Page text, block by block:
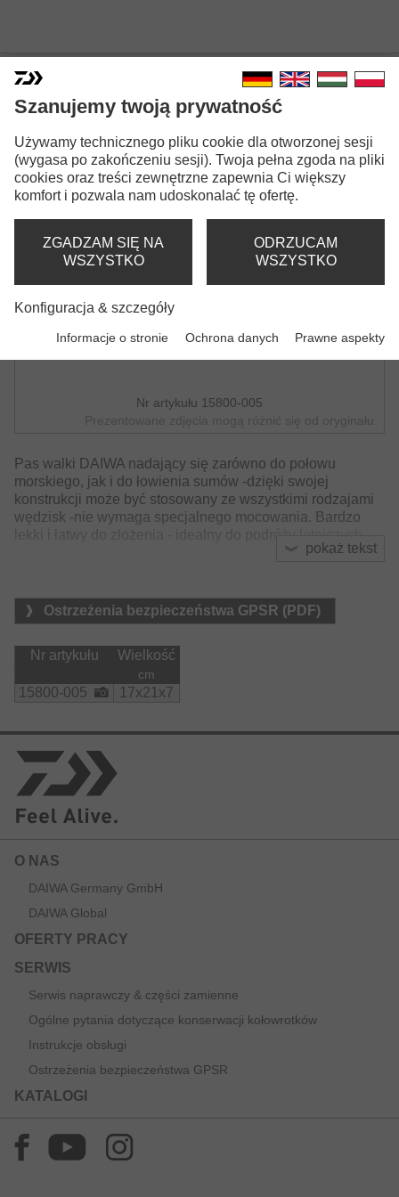
DAIWA FIGHTING BELT
REGULOWANY
Nr artykułu 15800-005
Prezentowane zdjęcia mogą różnić się od oryginału.
pokaż tekst
Pas walki DAIWA nadający się zarówno do połowu
morskiego, jak i do łowienia sumów -dzięki swojej
konstrukcji może być stosowany ze wszystkimi rodzajami
wędzisk -nie wymaga specjalnego mocowania. Bardzo
Materiał:
Pas:
Torba transportowa:
Ostrzeżenia bezpieczeństwa GPSR (PDF)
Nr artykułu Wielkość
cm
15800-005 17x21x7
O NAS
DAIWA Germany GmbH
DAIWA Global
OFERTY PRACY
SERWIS
Serwis naprawczy & części zamienne
Ogólne pytania dotyczące konserwacji kołowrotków
Instrukcje obsługi
Ostrzeżenia bezpieczeństwa GPSR
KATALOGI
Szanujemy twoją prywatność
Używamy technicznego pliku cookie dla otworzonej sesji
(wygasa po zakończeniu sesji). Twoja pełna zgoda na pliki
cookies oraz treści zewnętrzne zapewnia Ci większy
komfort i pozwala nam udoskonalać tę ofertę.
ZGADZAM SIĘ NA
WSZYSTKO
ODRZUCAM
WSZYSTKO
Konfiguracja & szczegóły
Informacje o stronie Ochrona danych Prawne aspekty